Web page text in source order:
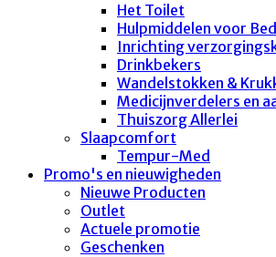
Het Toilet
Hulpmiddelen voor Bed
Inrichting
Drinkbekers
Wandelstokken &
Medicijnverdelers en
Thuiszorg Allerlei
Slaapcomfort
Tempur-Med
Promo's en nieuwigheden
Nieuwe Producten
Outlet
Actuele promotie
Geschenken